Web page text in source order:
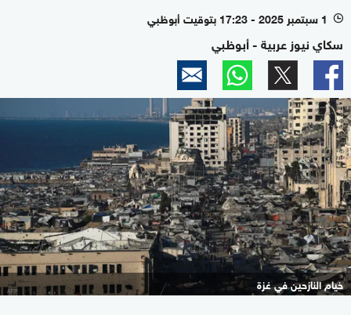
l 1 سبتمبر 2025 - 17:23 بتوقيت أبوظبي
سكاي نيوز عربية - أبوظبي
خيام النازحين في غزة